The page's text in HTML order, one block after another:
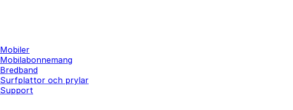
Mobiler
Mobilabonnemang
Bredband
Surfplattor och prylar
Support